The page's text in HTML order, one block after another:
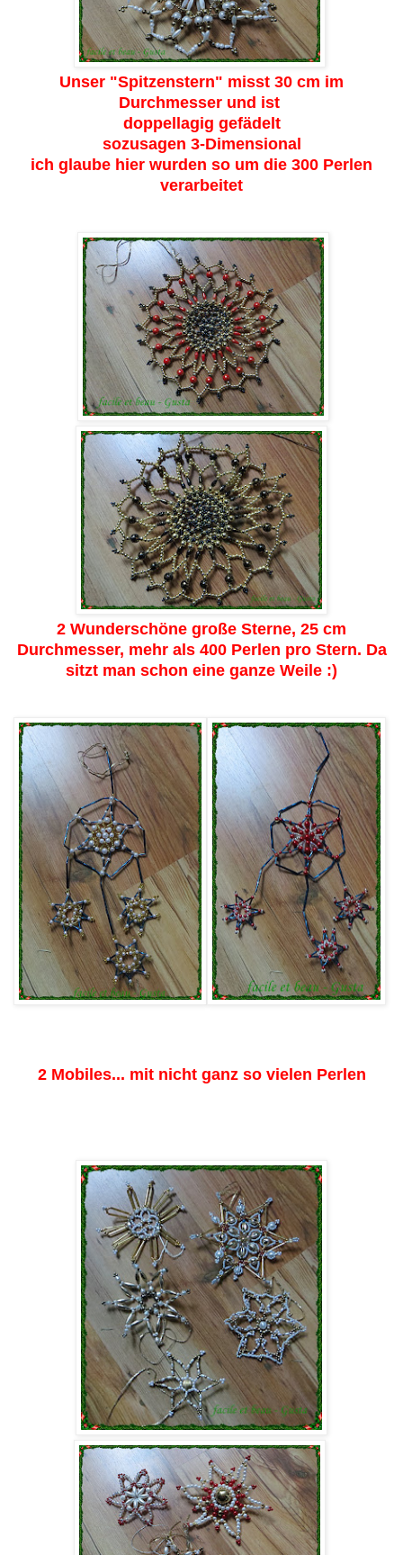
Unser "Spitzenstern" misst 30 cm im
Durchmesser und ist
doppellagig gefädelt
sozusagen 3-Dimensional
ich glaube hier wurden so um die 300 Perlen
verarbeitet
2 Wunderschöne große Sterne, 25 cm
Durchmesser, mehr als 400 Perlen pro Stern. Da
sitzt man schon eine ganze Weile :)
2 Mobiles... mit nicht ganz so vielen Perlen